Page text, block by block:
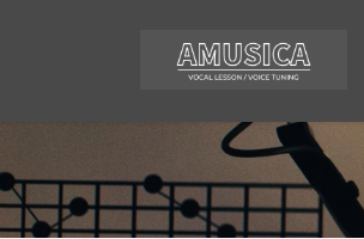
移
動
ン
に